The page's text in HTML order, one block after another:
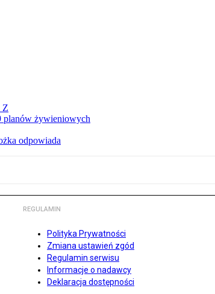
Z
planów żywieniowych
odpowiada
REGULAMIN
Polityka Prywatności
Zmiana ustawień zgód
Regulamin serwisu
Informacje o nadawcy
Deklaracja dostępności